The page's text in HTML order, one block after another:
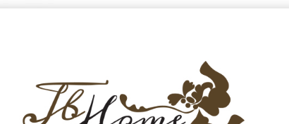
Frakt 99 kr, handlar du över
fraktfritt. 100 kr - 400 kr i frakt för
produkter som skickas.
10 % rabatt på din första order
nyhetsbrev, via pop-up ruta
Faktura 0 kr. Hos oss betalar